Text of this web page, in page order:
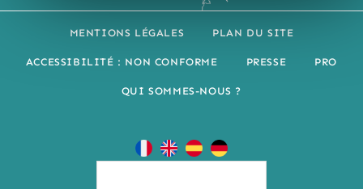
MENTIONS LÉGALES PLAN DU SITE
ACCESSIBILITÉ : NON CONFORME PRESSE PRO
QUI SOMMES-NOUS ?